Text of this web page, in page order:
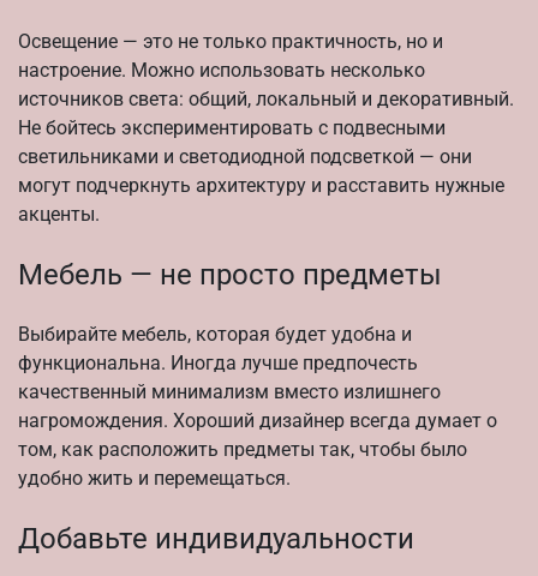
Освещение — это не только практичность, но и
настроение. Можно использовать несколько
источников света: общий, локальный и декоративный.
Не бойтесь экспериментировать с подвесными
светильниками и светодиодной подсветкой — они
могут подчеркнуть архитектуру и расставить нужные
акценты.
Мебель — не просто предметы
Выбирайте мебель, которая будет удобна и
функциональна. Иногда лучше предпочесть
качественный минимализм вместо излишнего
нагромождения. Хороший дизайнер всегда думает о
том, как расположить предметы так, чтобы было
удобно жить и перемещаться.
Добавьте индивидуальности